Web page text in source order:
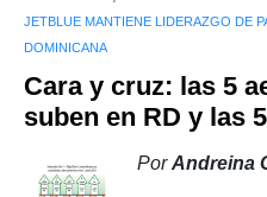
JETBLUE MANTIENE LIDERAZGO DE
DOMINICANA
Cara y cruz: las 5
suben en RD y las
PorAndreina